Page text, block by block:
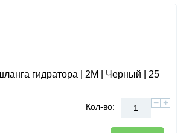
гидратора | 2М | Черный | 25
Кол-во: +
−